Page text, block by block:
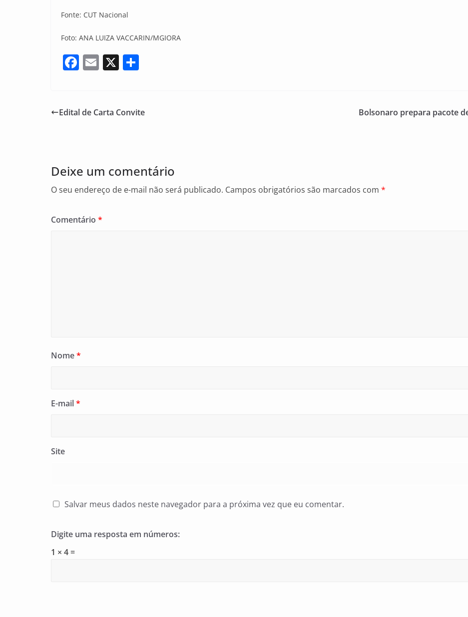
Fonte: CUT Nacional
Foto: ANA LUIZA VACCARIN/MGIORA
F
e
k
E
l
X
e
Edital de Carta Convite
Bolsonaro prepara pacote
Deixe um comentário
O seu endereço de e-mail não será publicado. Campos obrigatórios são marcados com *
Comentário *
Nome*
E-mail*
Site
Salvar meus dados neste navegador para a próxima vez que eu comentar.
Digite uma resposta em números:
1 × 4 =